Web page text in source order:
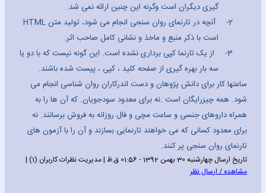
گیری دیگران است وگرنه این چنین ارائه نمی شد.
2-
آنچه در تارنمای روان سنجی انجام می شود، تولید متن HTML
است با ذکر منبع و ماخذ و نشانی کامل صاحب اثر.
3-
از یک تارنما کپی برداری نشده است. این گونه نیست که با دو یا
سه بار بهره گیری از صفحه کلید ، کپی ، پیست شده باشند.
ساعتها کار برای دانش پژوهان و دست اندرکاران روان شناسی انجام می
شود. همه چیزرایگان است .نه برای معدود سودجویان. که آن ها را به
همراه داروهای جنسی و ساعت مچی و فال روزانه به فروش برسانند. نه
برای معدود کسانی که می خواهند تارنمایی بسازند و آن را با آزمون های
تارنمای روان سنجی پر کنند.
تاریخ ارسال چهارشنبه 30 بهمن 1392 - 01:56 ق.ظ | مدیریت نظرات کاربران (1) |
مشاهده / ارسال نظر